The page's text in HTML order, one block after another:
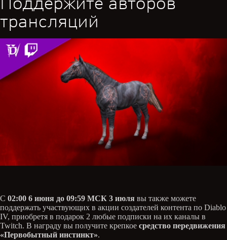
трансляций
С 02:00 6 июня до 09:59 МСК 3 июля вы также можете
поддержать участвующих в акции создателей контента по Diablo
IV, приобретя в подарок 2 любые подписки на их каналы в
Twitch. В награду вы получите крепкое средство передвижения
«Первобытный инстинкт».